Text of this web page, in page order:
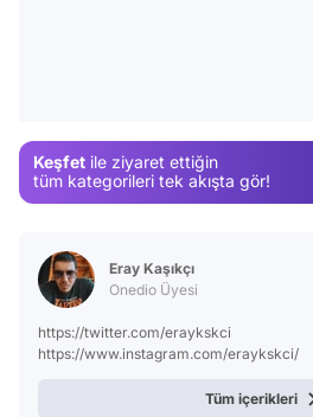
Keşfet ile ziyaret ettiğin
tüm kategorileri tek akışta gör!
Eray Kaşıkçı
Onedio Üyesi
https://twitter.com/eraykskci
https://www.instagram.com/eraykskci/
Tüm içerikleri